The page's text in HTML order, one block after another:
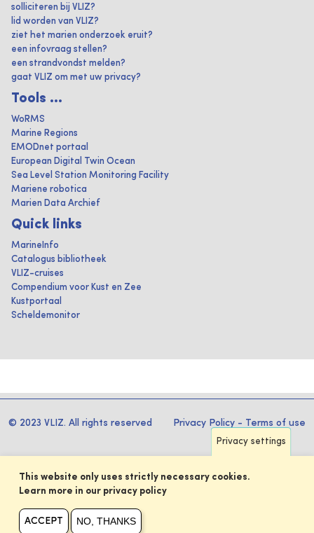
solliciteren bij VLIZ?
lid worden van VLIZ?
ziet het marien onderzoek eruit?
een infovraag stellen?
een strandvondst melden?
gaat VLIZ om met uw privacy?
Tools ...
WoRMS
Marine Regions
EMODnet portaal
European Digital Twin Ocean
Sea Level Station Monitoring Facility
Mariene robotica
Marien Data Archief
Quick links
MarineInfo
Catalogus bibliotheek
VLIZ-cruises
Compendium voor Kust en Zee
Kustportaal
Scheldemonitor
© 2023 VLIZ. All rights reserved Privacy Policy - Terms of use
Privacy settings
This website only uses strictly necessary cookies.
Learn more in our privacy policy
ACCEPT NO, THANKS